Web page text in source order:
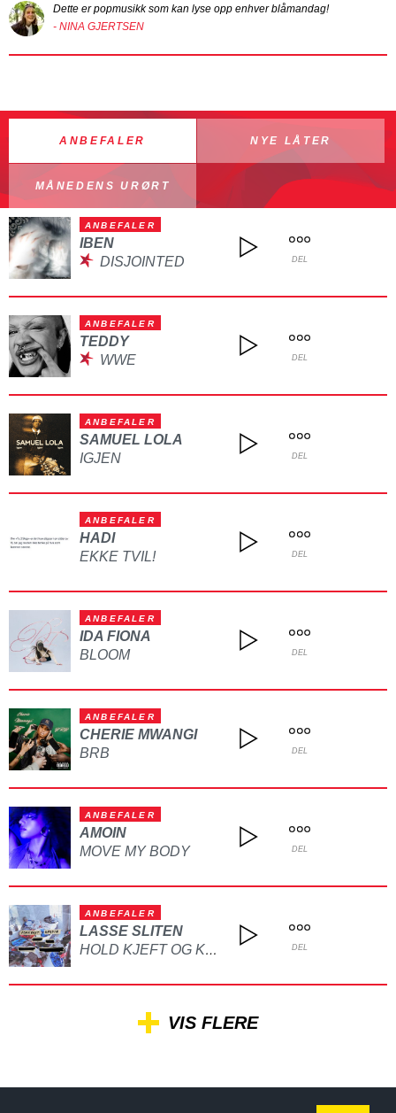
Dette er popmusikk som kan lyse opp enhver blåmandag!
- NINA GJERTSEN
ANBEFALER NYE LÅTER
MÅNEDENS URØRT
ANBEFALER
IBEN
DISJOINTED
DEL
ANBEFALER
TEDDY
WWE
DEL
ANBEFALER
SAMUEL LOLA
IGJEN
DEL
ANBEFALER
HADI
EKKE TVIL!
DEL
ANBEFALER
IDA FIONA
BLOOM
DEL
ANBEFALER
CHERIE MWANGI
BRB
DEL
ANBEFALER
AMOIN
MOVE MY BODY
DEL
ANBEFALER
LASSE SLITEN
HOLD KJEFT OG KYSS MEG DEL
VIS FLERE